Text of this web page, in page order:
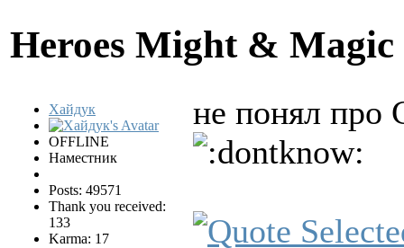
Heroes Might &
Хайдук
OFFLINE
Наместник
Posts: 49571
Thank you received:
133
Karma: 17
не понял про